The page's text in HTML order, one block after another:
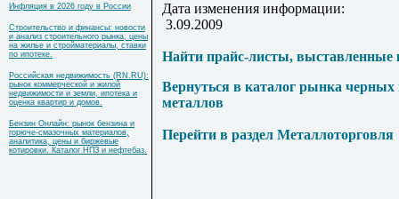
Инфляция в 2026 году в России
Строительство и финансы: новости
и анализ строительного рынка, цены
на жилье и стройматериалы, ставки
по ипотеке.
Российская недвижимость (RN.RU):
рынок коммерческой и жилой
недвижимости и земли, ипотека и
оценка квартир и домов.
Бензин Онлайн: рынок бензина и
горюче-смазочных материалов,
аналитика, цены и биржевые
котировки. Каталог НПЗ и нефтебаз.
Дата изменения информации:
3.09.2009
Найти прайс-листы, выставленные
Вернуться в каталог рынка
металлов
Перейти в раздел Металлоторговля